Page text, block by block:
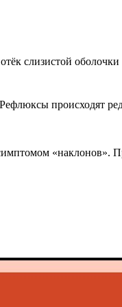
слизистой
происходят
«наклонов».